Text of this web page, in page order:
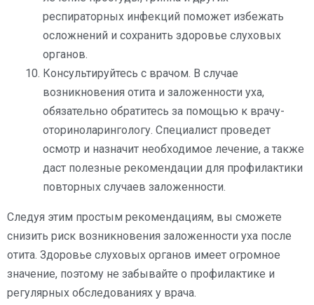
респираторных инфекций поможет избежать
осложнений и сохранить здоровье слуховых
органов.
Консультируйтесь с врачом. В случае
возникновения отита и заложенности уха,
обязательно обратитесь за помощью к врачу-
оториноларингологу. Специалист проведет
осмотр и назначит необходимое лечение, а также
даст полезные рекомендации для профилактики
повторных случаев заложенности.
Следуя этим простым рекомендациям, вы сможете
снизить риск возникновения заложенности уха после
отита. Здоровье слуховых органов имеет огромное
значение, поэтому не забывайте о профилактике и
регулярных обследованиях у врача.